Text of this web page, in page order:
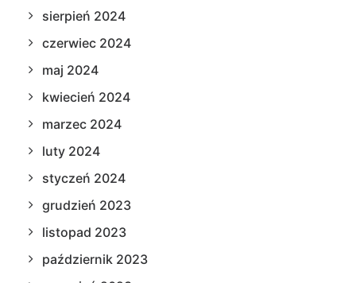
sierpień 2024
czerwiec 2024
maj 2024
kwiecień 2024
marzec 2024
luty 2024
styczeń 2024
grudzień 2023
listopad 2023
październik 2023